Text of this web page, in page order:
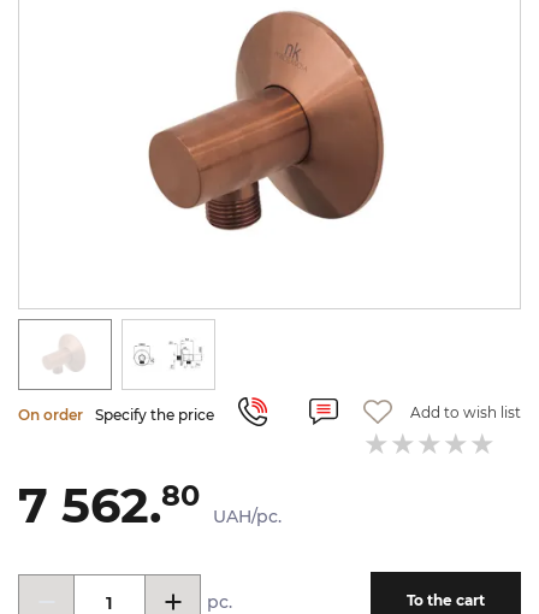
On order Specify the price Add to wish list
7 562.80
UAH/pc.
pc. To the cart